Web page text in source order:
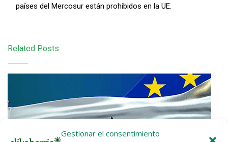
Gestionar el consentimiento
países del Mercosur están prohibidos en la UE.
Related Posts